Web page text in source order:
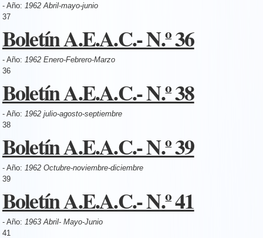
- Año: 1962 Abril-mayo-junio
37
Boletín A.E.A.C.- N.º 36
- Año: 1962 Enero-Febrero-Marzo
36
Boletín A.E.A.C.- N.º 38
- Año: 1962 julio-agosto-septiembre
38
Boletín A.E.A.C.- N.º 39
- Año: 1962 Octubre-noviembre-diciembre
39
Boletín A.E.A.C.- N.º 41
- Año: 1963 Abril- Mayo-Junio
41